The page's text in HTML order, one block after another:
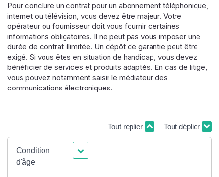
Pour conclure un contrat pour un abonnement téléphonique,
internet ou télévision, vous devez être majeur. Votre
opérateur ou fournisseur doit vous fournir certaines
informations obligatoires. Il ne peut pas vous imposer une
durée de contrat illimitée. Un dépôt de garantie peut être
exigé. Si vous êtes en situation de handicap, vous devez
bénéficier de services et produits adaptés. En cas de litige,
vous pouvez notamment saisir le médiateur des
communications électroniques.
Tout replier Tout déplier
Condition
d'âge